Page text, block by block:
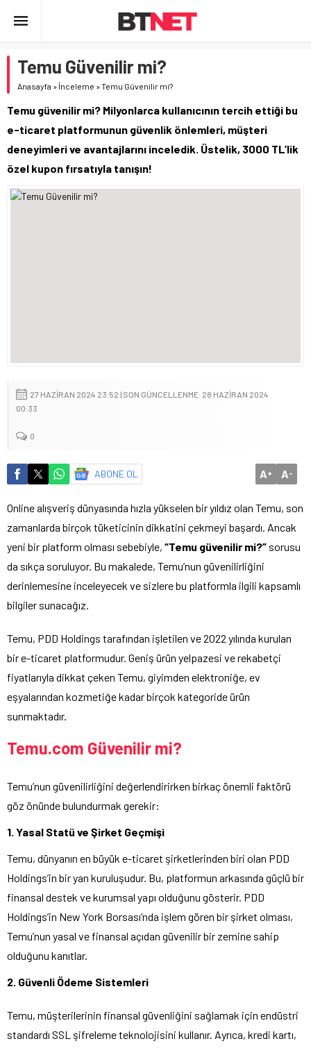
Temu Güvenilir mi?
Anasayfa » İnceleme »Temu Güvenilir mi?
Temu güvenilir mi? Milyonlarca kullanıcının tercih ettiği bu
e-ticaret platformunun güvenlik önlemleri, müşteri
deneyimleri ve avantajlarını inceledik. Üstelik, 3000 TL’lik
özel kupon fırsatıyla tanışın!
27 HAZIRAN 2024 23:52 | SON GÜNCELLENME: 28 HAZIRAN 2024
00:33
0
ABONE OL A+ A-
Online alışveriş dünyasında hızla yükselen bir yıldız olan Temu, son
zamanlarda birçok tüketicinin dikkatini çekmeyi başardı. Ancak
yeni bir platform olması sebebiyle, “Temu güvenilir mi?” sorusu
da sıkça soruluyor. Bu makalede, Temu’nun güvenilirliğini
derinlemesine inceleyecek ve sizlere bu platformla ilgili kapsamlı
bilgiler sunacağız.
Temu, PDD Holdings tarafından işletilen ve 2022 yılında kurulan
bir e-ticaret platformudur. Geniş ürün yelpazesi ve rekabetçi
fiyatlarıyla dikkat çeken Temu, giyimden elektroniğe, ev
eşyalarından kozmetiğe kadar birçok kategoride ürün
sunmaktadır.
Temu.com Güvenilir mi?
Temu’nun güvenilirliğini değerlendirirken birkaç önemli faktörü
göz önünde bulundurmak gerekir:
1. Yasal Statü ve Şirket Geçmişi
Temu, dünyanın en büyük e-ticaret şirketlerinden biri olan PDD
Holdings’in bir yan kuruluşudur. Bu, platformun arkasında güçlü bir
finansal destek ve kurumsal yapı olduğunu gösterir. PDD
Holdings’in New York Borsası’nda işlem gören bir şirket olması,
Temu’nun yasal ve finansal açıdan güvenilir bir zemine sahip
olduğunu kanıtlar.
2. Güvenli Ödeme Sistemleri
Temu, müşterilerinin finansal güvenliğini sağlamak için endüstri
standardı SSL şifreleme teknolojisini kullanır. Ayrıca, kredi kartı,